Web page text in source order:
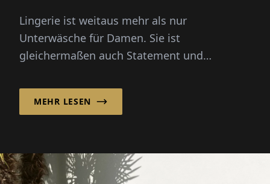
Lingerie ist weitaus mehr als nur
Unterwäsche für Damen. Sie ist
gleichermaßen auch Statement und
Die drei Pr...
MEHR LESEN